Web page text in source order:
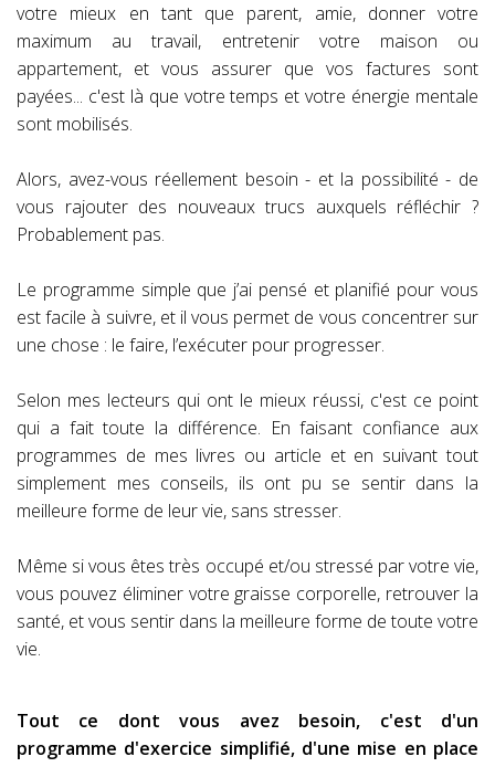
votre mieux en tant que parent, amie, donner votre
maximum au travail, entretenir votre maison ou
appartement, et vous assurer que vos factures sont
payées... c'est là que votre temps et votre énergie mentale
sont mobilisés.
Alors, avez-vous réellement besoin - et la possibilité - de
vous rajouter des nouveaux trucs auxquels réfléchir ?
Probablement pas.
Le programme simple que j’ai pensé et planifié pour vous
est facile à suivre, et il vous permet de vous concentrer sur
une chose : le faire, l’exécuter pour progresser.
Selon mes lecteurs qui ont le mieux réussi, c'est ce point
qui a fait toute la différence. En faisant confiance aux
programmes de mes livres ou article et en suivant tout
simplement mes conseils, ils ont pu se sentir dans la
meilleure forme de leur vie, sans stresser.
Même si vous êtes très occupé et/ou stressé par votre vie,
vous pouvez éliminer votre graisse corporelle, retrouver la
santé, et vous sentir dans la meilleure forme de toute votre
vie.
Tout ce dont vous avez besoin, c'est d'un
programme d'exercice simplifié, d'une mise en place